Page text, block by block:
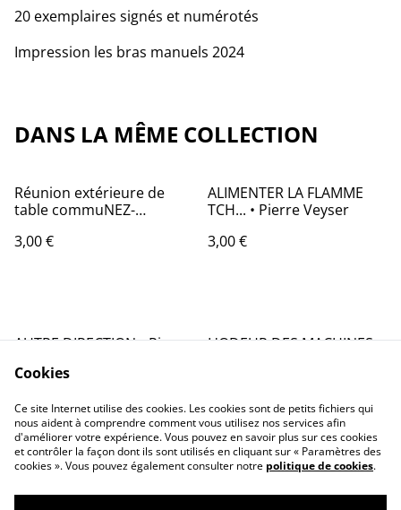
20 exemplaires signés et numérotés
Impression les bras manuels 2024
DANS LA MÊME COLLECTION
Réunion extérieure de
table commuNEZ-
intervention souterraine •
3,00 €
ALIMENTER LA FLAMME
TCH... • Pierre Veyser
3,00 €
AUTRE DIRECTION • Pierre
L'ODEUR DES MACHINES •
Cookies
Ce site Internet utilise des cookies. Les cookies sont de petits fichiers qui
nous aident à comprendre comment vous utilisez nos services afin
d'améliorer votre expérience. Vous pouvez en savoir plus sur ces cookies
et contrôler la façon dont ils sont utilisés en cliquant sur « Paramètres des
cookies ». Vous pouvez également consulter notre politique de cookies.